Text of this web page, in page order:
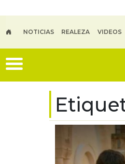
NOTICIAS REALEZA VIDEOS